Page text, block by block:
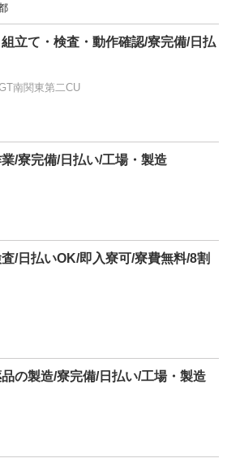
立て・検査・動作確認/寮完備/日払
南関東第二CU
/寮完備/日払い/工場・製造
/日払いOK/即入寮可/寮費無料/8割
の製造/寮完備/日払い/工場・製造